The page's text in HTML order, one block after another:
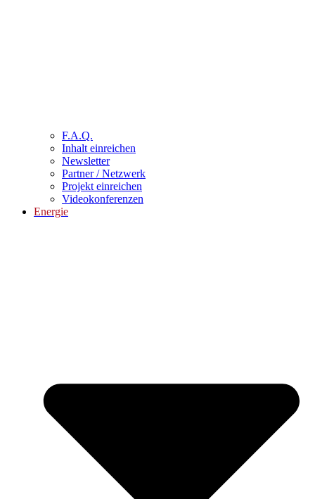
F.A.Q.
Inhalt einreichen
Newsletter
Partner / Netzwerk
Projekt einreichen
Videokonferenzen
Energie